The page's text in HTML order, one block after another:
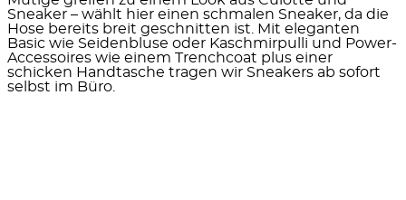
Sneaker – wählt hier einen schmalen Sneaker, da die
Hose bereits breit geschnitten ist. Mit eleganten
Basic wie Seidenbluse oder Kaschmirpulli und Power-
Accessoires wie einem Trenchcoat plus einer
schicken Handtasche tragen wir Sneakers ab sofort
selbst im Büro.